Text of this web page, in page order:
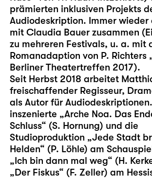
prämierten inklusiven Projekts
Audiodeskription. Immer
mit Claudia Bauer zusammen
zu mehreren Festivals, u. a. mit
Romanadaption von P. Richters
Berliner Theatertreffen 2017).
Seit Herbst 2018 arbeitet
freischaffender Regisseur,
als Autor für
inszenierte „Arche Noa. Das
Schluss“ (S. Hornung) und die
Studioproduktion „Jede Stadt
Helden“ (P. Löhle) am
„Ich bin dann mal weg“ (H.
„Der Fiskus“ (F. Zeller) am